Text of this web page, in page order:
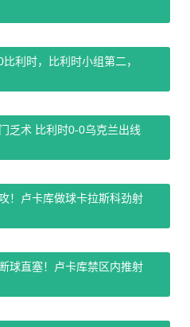
利时，比利时小组第二，
乏术 比利时0-0乌克兰出线
！卢卡库做球卡拉斯科劲射
球直塞！卢卡库禁区内推射